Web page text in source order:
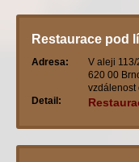
Restaurace pod
Adresa:
V aleji 113/
620 00
vzdálenost
Detail: